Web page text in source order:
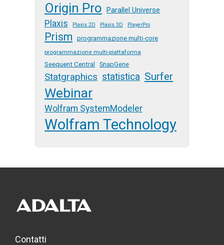
Origin Pro Parallel Universe
Plaxis Plaxis 2D Plaxis 3D PlayerPro
Prism programmazione multi-core
programmazione multi-piattaforma
Seequent Central SnapGene
Statgraphics statistica Surfer
Webinar
Wolfram SystemModeler
Wolfram Technology
Contatti